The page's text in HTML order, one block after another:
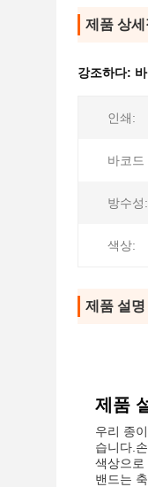
제품 상세
강조하다:
인쇄:
바코드
방수성:
색상:
제품 설명
제품
우리 종
습니다.
색상으로
밴드는